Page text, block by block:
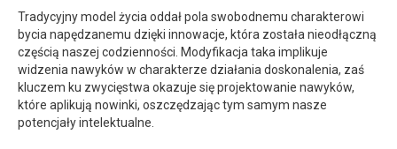
Tradycyjny model życia oddał pola swobodnemu charakterowi
bycia napędzanemu dzięki innowacje, która została nieodłączną
częścią naszej codzienności. Modyfikacja taka implikuje
widzenia nawyków w charakterze działania doskonalenia, zaś
kluczem ku zwycięstwa okazuje się projektowanie nawyków,
które aplikują nowinki, oszczędzając tym samym nasze
potencjały intelektualne.